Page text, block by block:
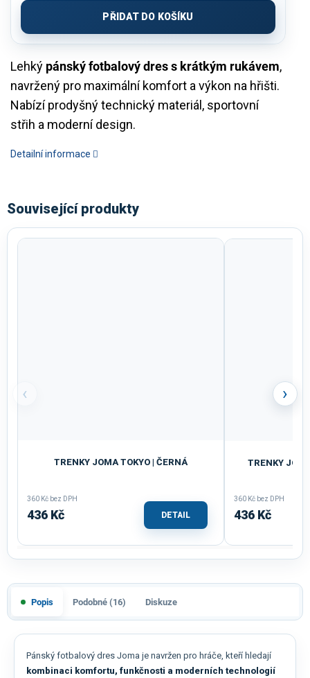
Lehký pánský fotbalový dres s krátkým rukávem,
navržený pro maximální komfort a výkon na hřišti.
Nabízí prodyšný technický materiál, sportovní
střih a moderní design.
Detailní informace
cena:
PŘIDAT DO KOŠÍKU
Související produkty
‹
TRENKY JOMA TOKYO | ČERNÁ
360 Kč bez DPH
436 Kč DETAIL
TRENKY
360 Kč bez DPH
436 Kč
›
Popis Podobné (16) Diskuze
Pánský fotbalový dres Joma je navržen pro hráče, kteří hledají
kombinaci komfortu, funkčnosti a moderních technologií